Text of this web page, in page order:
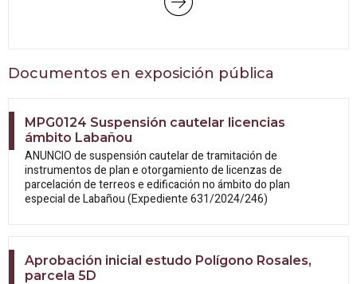
Documentos en exposición pública
MPG0124 Suspensión cautelar licencias
ámbito Labañou
ANUNCIO de suspensión cautelar de tramitación de
instrumentos de plan e otorgamiento de licenzas de
parcelación de terreos e edificación no ámbito do plan
especial de Labañou (Expediente 631/2024/246)
Aprobación inicial estudo Polígono Rosales,
parcela 5D